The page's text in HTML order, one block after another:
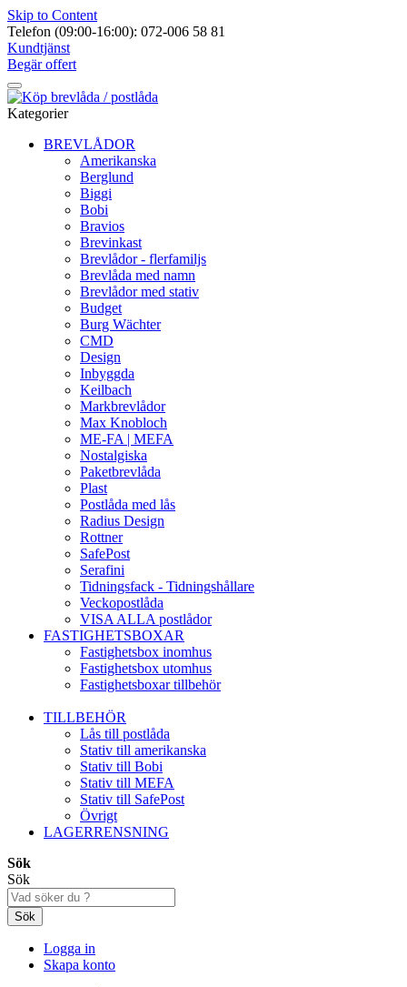
Skip to Content
Telefon (09:00-16:00): 072-006 58 81
Kundtjänst
Begär offert
Kategorier
BREVLÅDOR
Amerikanska
Berglund
Biggi
Bobi
Bravios
Brevinkast
Brevlådor - flerfamiljs
Brevlåda med namn
Brevlådor med stativ
Budget
Burg Wächter
CMD
Design
Inbyggda
Keilbach
Markbrevlådor
Max Knobloch
ME-FA | MEFA
Nostalgiska
Paketbrevlåda
Plast
Postlåda med lås
Radius Design
Rottner
SafePost
Serafini
Tidningsfack - Tidningshållare
Veckopostlåda
VISA ALLA postlådor
FASTIGHETSBOXAR
Fastighetsbox inomhus
Fastighetsbox utomhus
Fastighetsboxar tillbehör
TILLBEHÖR
Lås till postlåda
Stativ till amerikanska
Stativ till Bobi
Stativ till MEFA
Stativ till SafePost
Övrigt
LAGERRENSNING
Sök
Sök
Sök
Logga in
Skapa konto